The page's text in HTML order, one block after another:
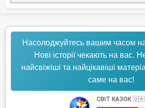
Насолоджуйтесь вашим часом
Нові історії чекають на вас.
найсвіжіші та найцікавіші
саме на вас!